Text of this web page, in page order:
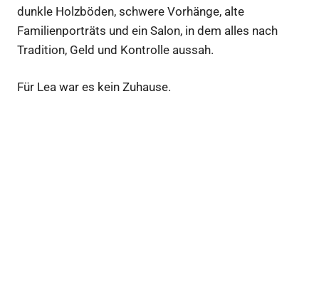
dunkle Holzböden, schwere Vorhänge, alte
Familienporträts und ein Salon, in dem alles nach
Tradition, Geld und Kontrolle aussah.
Für Lea war es kein Zuhause.